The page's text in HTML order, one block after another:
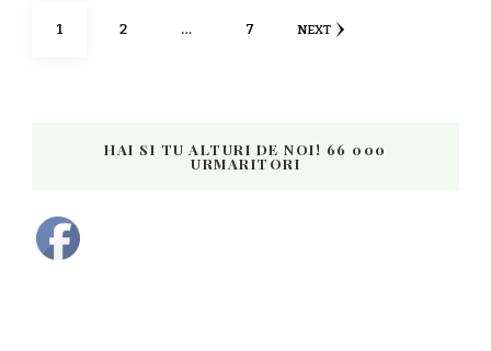
Posts
PAGE
1 PAGE
2 … PAGE
7 NEXT
HAI SI TU ALTURI DE NOI! 66 000
URMARITORI